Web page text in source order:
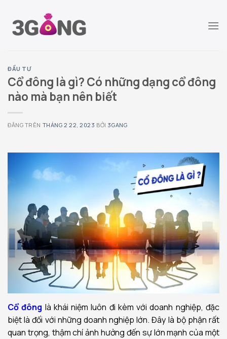
đến
ĐẦU TƯ
Cổ đông là gì? Có những dạng cổ đông
nào mà bạn nên biết
ĐĂNG TRÊN THÁNG 2 22, 2023 BỞI 3GANG
Cổ đông là khái niệm luôn đi kèm với doanh nghiệp, đặc
biệt là đối với những doanh nghiệp lớn. Đây là bộ phận rất
quan trọng, thậm chí ảnh hưởng đến sự lớn mạnh của một